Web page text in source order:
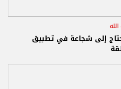
تحتاج إلى شجاعة في تطبيق